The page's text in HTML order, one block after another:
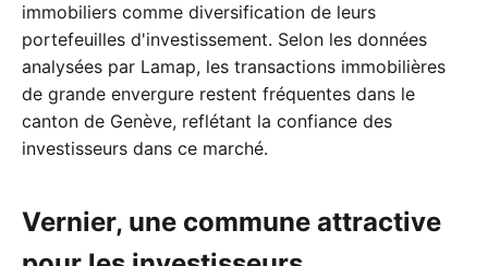
immobiliers comme diversification de leurs
portefeuilles d'investissement. Selon les données
analysées par Lamap, les transactions immobilières
de grande envergure restent fréquentes dans le
canton de Genève, reflétant la confiance des
investisseurs dans ce marché.
Vernier, une commune attractive